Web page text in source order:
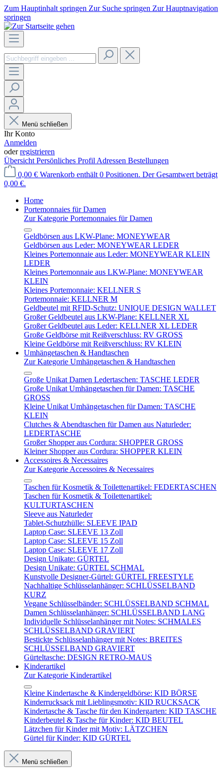
Zum Hauptinhalt springen Zur Suche springen Zur Hauptnavigation
springen
Menü schließen
Ihr Konto
Anmelden
oderregistrieren
Übersicht Persönliches Profil Adressen Bestellungen
0,00 € Warenkorb enthält 0 Positionen. Der Gesamtwert beträgt
0,00 €.
Home
Portemonnaies für Damen
Zur Kategorie Portemonnaies für Damen
Geldbörsen aus LKW-Plane: MONEYWEAR
Geldbörsen aus Leder: MONEYWEAR LEDER
Kleines Portemonnaie aus Leder: MONEYWEAR KLEIN
LEDER
Kleines Portemonnaie aus LKW-Plane: MONEYWEAR
KLEIN
Kleines Portemonnaie: KELLNER S
Portemonnaie: KELLNER M
Geldbeutel mit RFID-Schutz: UNIQUE DESIGN WALLET
Großer Geldbeutel aus LKW-Plane: KELLNER XL
Großer Geldbeutel aus Leder: KELLNER XL LEDER
Große Geldbörse mit Reißverschluss: RV GROSS
Kleine Geldbörse mit Reißverschluss: RV KLEIN
Umhängetaschen & Handtaschen
Zur Kategorie Umhängetaschen & Handtaschen
Große Unikat Damen Ledertaschen: TASCHE LEDER
Große Unikat Umhängetaschen für Damen: TASCHE
GROSS
Kleine Unikat Umhängetaschen für Damen: TASCHE
KLEIN
Clutches & Abendtaschen für Damen aus Naturleder:
LEDERTASCHE
Großer Shopper aus Cordura: SHOPPER GROSS
Kleiner Shopper aus Cordura: SHOPPER KLEIN
Accessoires & Necessaires
Zur Kategorie Accessoires & Necessaires
Taschen für Kosmetik & Toilettenartikel: FEDERTASCHEN
Taschen für Kosmetik & Toilettenartikel:
KULTURTASCHEN
Sleeve aus Naturleder
Tablet-Schutzhülle: SLEEVE IPAD
Laptop Case: SLEEVE 13 Zoll
Laptop Case: SLEEVE 15 Zoll
Laptop Case: SLEEVE 17 Zoll
Design Unikate: GÜRTEL
Design Unikate: GÜRTEL SCHMAL
Kunstvolle Designer-Gürtel: GÜRTEL FREESTYLE
Nachhaltige Schlüsselanhänger: SCHLÜSSELBAND
KURZ
Vegane Schlüsselbänder: SCHLÜSSELBAND SCHMAL
Damen Schlüsselanhänger: SCHLÜSSELBAND LANG
Individuelle Schlüsselanhänger mit Notes: SCHMALES
SCHLÜSSELBAND GRAVIERT
Bestickte Schlüsselanhänger mit Notes: BREITES
SCHLÜSSELBAND GRAVIERT
Gürteltasche: DESIGN RETRO-MAUS
Kinderartikel
Zur Kategorie Kinderartikel
Kleine Kindertasche & Kindergeldbörse: KID BÖRSE
Kinderrucksack mit Lieblingsmotiv: KID RUCKSACK
Kindertasche & Tasche für den Kindergarten: KID TASCHE
Kinderbeutel & Tasche für Kinder: KID BEUTEL
Lätzchen für Kinder mit Motiv: LÄTZCHEN
Gürtel für Kinder: KID GÜRTEL
Menü schließen